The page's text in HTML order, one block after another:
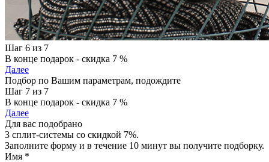
Шаг 6 из 7
В конце подарок - скидка 7 %
Далее
Подбор по Вашим параметрам, подождите
Шаг 7 из 7
В конце подарок - скидка 7 %
Далее
Для вас подобрано
3 сплит-системы со скидкой 7%.
Заполните форму и в течение 10 минут вы получите подборку.
Имя *